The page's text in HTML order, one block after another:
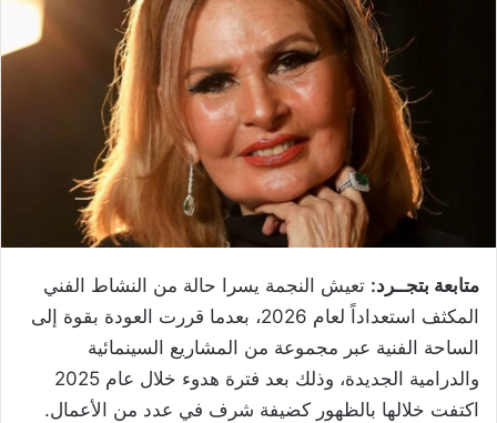
متابعة بتجــرد: تعيش النجمة يسرا حالة من النشاط الفني
المكثف استعداداً لعام 2026، بعدما قررت العودة بقوة إلى
الساحة الفنية عبر مجموعة من المشاريع السينمائية
والدرامية الجديدة، وذلك بعد فترة هدوء خلال عام 2025
اكتفت خلالها بالظهور كضيفة شرف في عدد من الأعمال.